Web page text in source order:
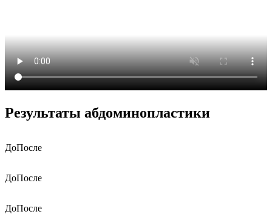
Результаты абдоминопластики
ДоПосле
ДоПосле
ДоПосле